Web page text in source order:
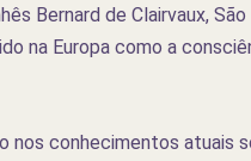
Bernard de Clairvaux,
na Europa como a
nos conhecimentos